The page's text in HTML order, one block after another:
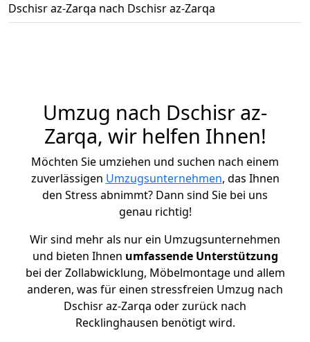
Dschisr az-Zarqa nach Dschisr az-Zarqa
Umzug nach Dschisr az-
Zarqa, wir helfen Ihnen!
Möchten Sie umziehen und suchen nach einem
zuverlässigen Umzugsunternehmen, das Ihnen
den Stress abnimmt? Dann sind Sie bei uns
genau richtig!
Wir sind mehr als nur ein Umzugsunternehmen
und bieten Ihnen umfassende Unterstützung
bei der Zollabwicklung, Möbelmontage und allem
anderen, was für einen stressfreien Umzug nach
Dschisr az-Zarqa oder zurück nach
Recklinghausen benötigt wird.